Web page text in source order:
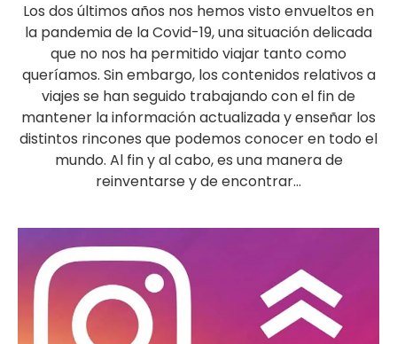
Los dos últimos años nos hemos visto envueltos en
la pandemia de la Covid-19, una situación delicada
que no nos ha permitido viajar tanto como
queríamos. Sin embargo, los contenidos relativos a
viajes se han seguido trabajando con el fin de
mantener la información actualizada y enseñar los
distintos rincones que podemos conocer en todo el
mundo. Al fin y al cabo, es una manera de
reinventarse y de encontrar...